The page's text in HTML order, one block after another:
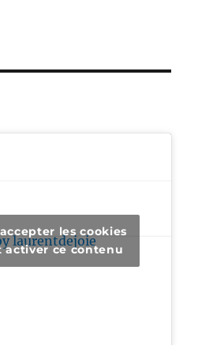
laurentdejoie
les cookies
activer ce contenu